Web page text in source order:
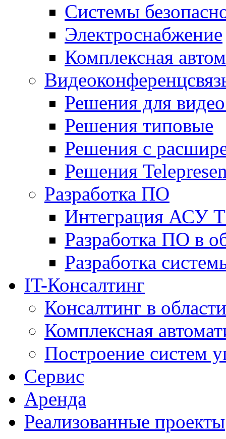
Системы
Электроснабжение
Комплексная
Решения для
Решения типовые
Решения с
Решения
Разработка ПО
Интеграция АСУ
Разработка ПО в
Разработка
IT-Консалтинг
Консалтинг в
Комплексная
Построение систем
Сервис
Аренда
Реализованные проекты